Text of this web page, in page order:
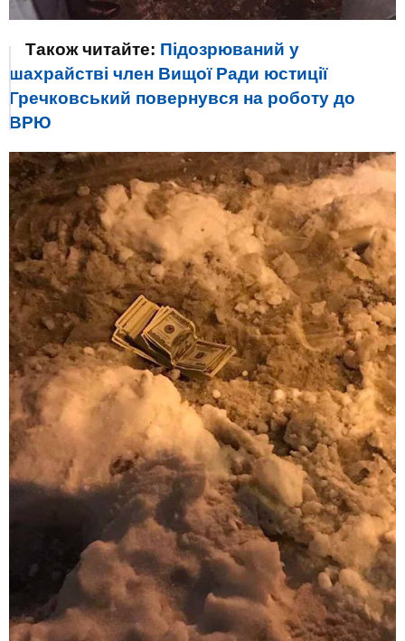
Також читайте: Підозрюваний у
шахрайстві член Вищої Ради юстиції
Гречковський повернувся на роботу до
ВРЮ